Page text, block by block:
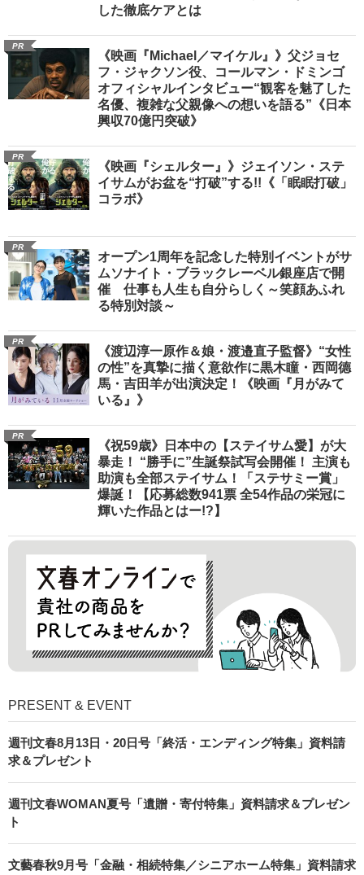
した徹底ケアとは
PR
《映画『Michael／マイケル』》父ジョセ
フ・ジャクソン役、コールマン・ドミンゴ
オフィシャルインタビュー“観客を魅了した
名優、複雑な父親像への想いを語る”《日本
興収70億円突破》
PR
《映画『シェルター』》ジェイソン・ステ
イサムがお盆を“打破”する!!《「眠眠打破」
コラボ》
PR
オープン1周年を記念した特別イベントがサ
ムソナイト・ブラックレーベル銀座店で開
催 仕事も人生も自分らしく～笑顔あふれ
る特別対談～
PR
《渡辺淳一原作＆娘・渡邉直子監督》“女性
の性”を真摯に描く意欲作に黒木瞳・西岡德
馬・吉田羊が出演決定！《映画『月がみて
いる』》
PR
《祝59歳》日本中の【ステイサム愛】が大
暴走！ “勝手に”生誕祭試写会開催！ 主演も
助演も全部ステイサム！「ステサミー賞」
爆誕！【応募総数941票 全54作品の栄冠に
輝いた作品とはー!?】
PRESENT & EVENT
週刊文春8月13日・20日号「終活・エンディング特集」資料請
求＆プレゼント
週刊文春WOMAN夏号「遺贈・寄付特集」資料請求＆プレゼン
ト
文藝春秋9月号「金融・相続特集／シニアホーム特集」資料請求